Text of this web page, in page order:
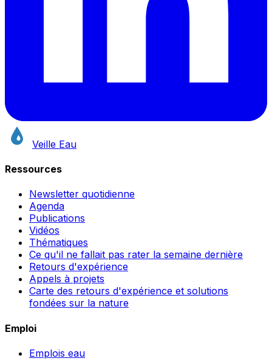
Veille Eau
Ressources
Newsletter quotidienne
Agenda
Publications
Vidéos
Thématiques
Ce qu'il ne fallait pas rater la semaine dernière
Retours d'expérience
Appels à projets
Carte des retours d'expérience et solutions
fondées sur la nature
Emploi
Emplois eau